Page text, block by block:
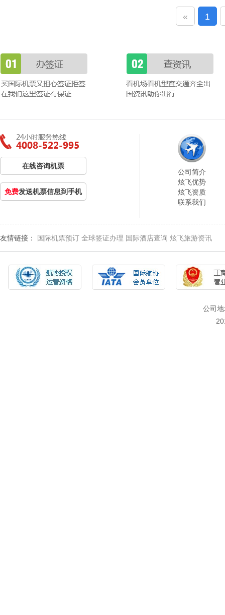
« 1
在线咨询机票
免费发送机票信息到手机
公司简介
炫飞优势
炫飞资质
联系我们
友情链接： 国际机票预订 全球签证办理 国际酒店查询 炫飞旅游资讯
公司